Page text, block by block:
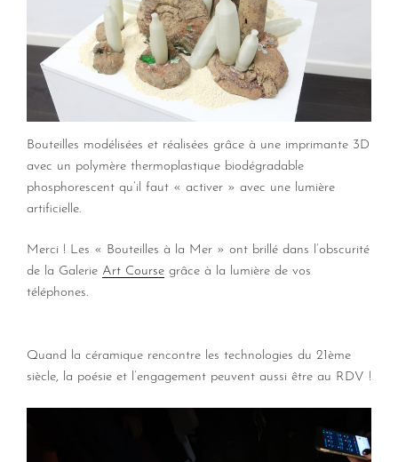
Bouteilles modélisées et réalisées grâce à une imprimante 3D
avec un polymère thermoplastique biodégradable
phosphorescent qu’il faut « activer » avec une lumière
artificielle.
Merci ! Les « Bouteilles à la Mer » ont brillé dans l’obscurité
de la Galerie Art Course grâce à la lumière de vos
téléphones.
Quand la céramique rencontre les technologies du 21ème
siècle, la poésie et l’engagement peuvent aussi être au RDV !